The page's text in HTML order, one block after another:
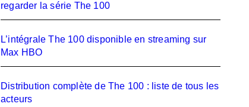
regarder la série The 100
L’intégrale The 100 disponible en streaming sur
Max HBO
Distribution complète de The 100 : liste de tous les
acteurs